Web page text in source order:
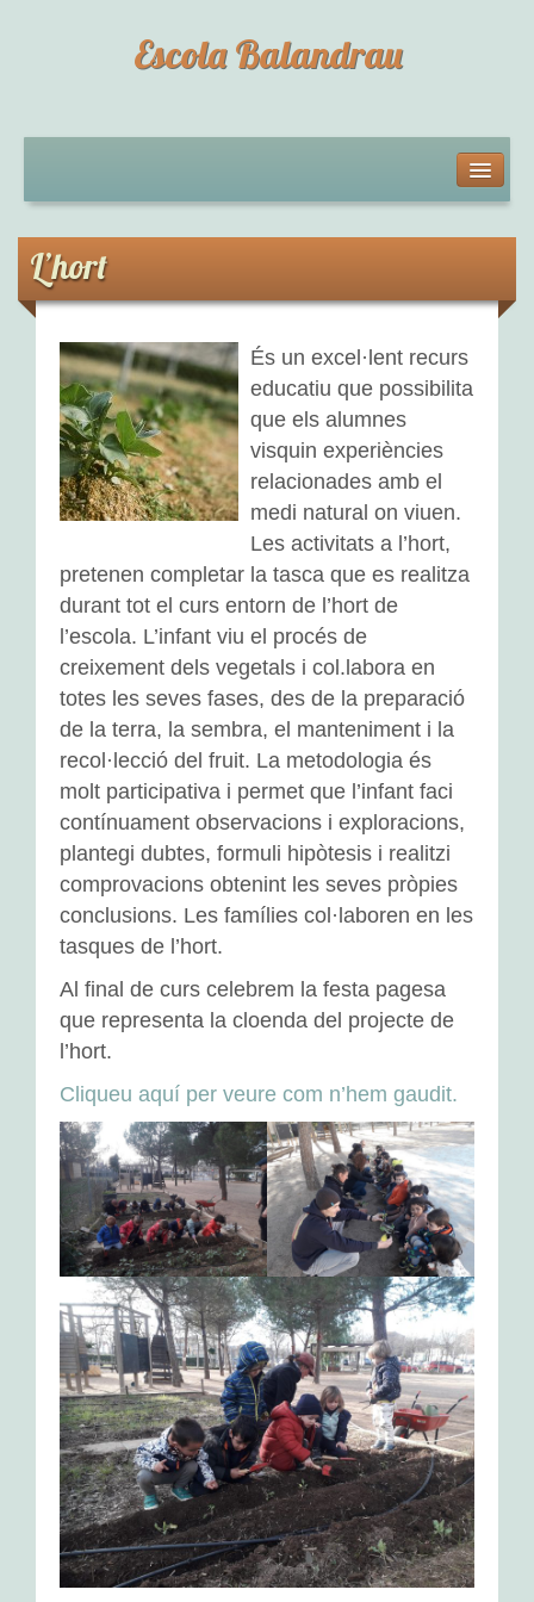
Escola Balandrau
Horari de l’escola
Documentacions digitals: situacions d’aprenentatge
Projecte Educatiu de Centre
Documents del centre
EDUCACIÓ INFANTIL
L’adaptació
Activitats d’aula
Espais d’aprenentatge
Tallers
Propostes a l’exterior
EDUCACIÓ PRIMÀRIA
Activitats d’aula
Espais d’aprenentatge
Tallers d’Art
ACTIVITATS D’ESCOLA
Aules obertes
Projecte família-escola
Projecte infància-vellesa
Les festes
ESPAIS DE L’ESCOLA
L’aula de referència
Expressió
Música
L’hort
És un excel·lent recurs
educatiu que possibilita
que els alumnes
visquin experiències
relacionades amb el
medi natural on viuen.
Les activitats a l’hort,
pretenen completar la tasca que es realitza
durant tot el curs entorn de l’hort de
l’escola. L’infant viu el procés de
creixement dels vegetals i col.labora en
totes les seves fases, des de la preparació
de la terra, la sembra, el manteniment i la
recol·lecció del fruit. La metodologia és
molt participativa i permet que l’infant faci
contínuament observacions i exploracions,
plantegi dubtes, formuli hipòtesis i realitzi
comprovacions obtenint les seves pròpies
conclusions. Les famílies col·laboren en les
tasques de l’hort.
Al final de curs celebrem la festa pagesa
que representa la cloenda del projecte de
l’hort.
Cliqueu aquí per veure com n’hem gaudit.